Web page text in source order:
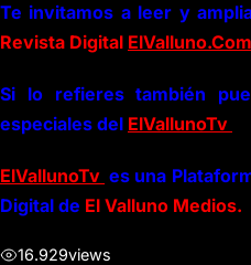
Te invitamos a leer y
Revista Digital ElValluno.Com
Si lo refieres también
especiales del ElVallunoTv
ElVallunoTv es una
Digital de El Valluno Medios.
16.929views